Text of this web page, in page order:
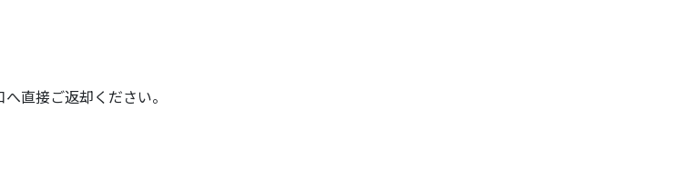
直接ご返却ください。